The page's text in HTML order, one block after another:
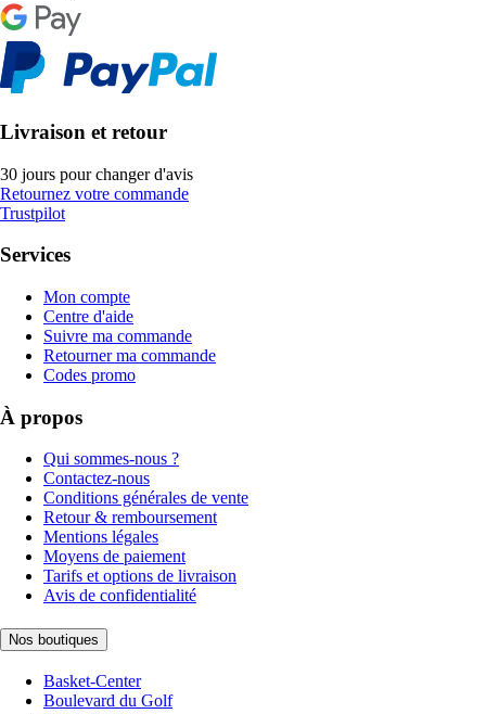
Livraison et retour
30 jours pour changer d'avis
Retournez votre commande
Trustpilot
Services
Mon compte
Centre d'aide
Suivre ma commande
Retourner ma commande
Codes promo
À propos
Qui sommes-nous ?
Contactez-nous
Conditions générales de vente
Retour & remboursement
Mentions légales
Moyens de paiement
Tarifs et options de livraison
Avis de confidentialité
Nos boutiques
Basket-Center
Boulevard du Golf